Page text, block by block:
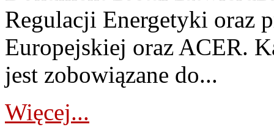
Regulacji Energetyki oraz
Europejskiej oraz ACER.
jest zobowiązane do...
Więcej...